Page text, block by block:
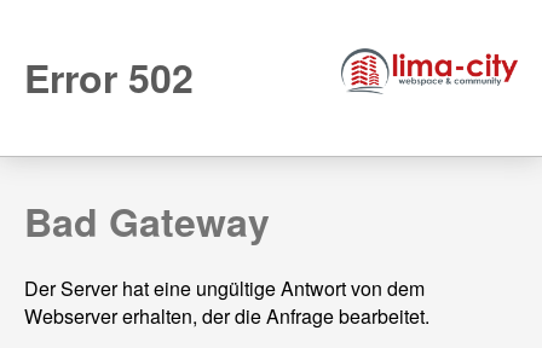
Error 502
Bad Gateway
Der Server hat eine ungültige Antwort von dem
Webserver erhalten, der die Anfrage bearbeitet.